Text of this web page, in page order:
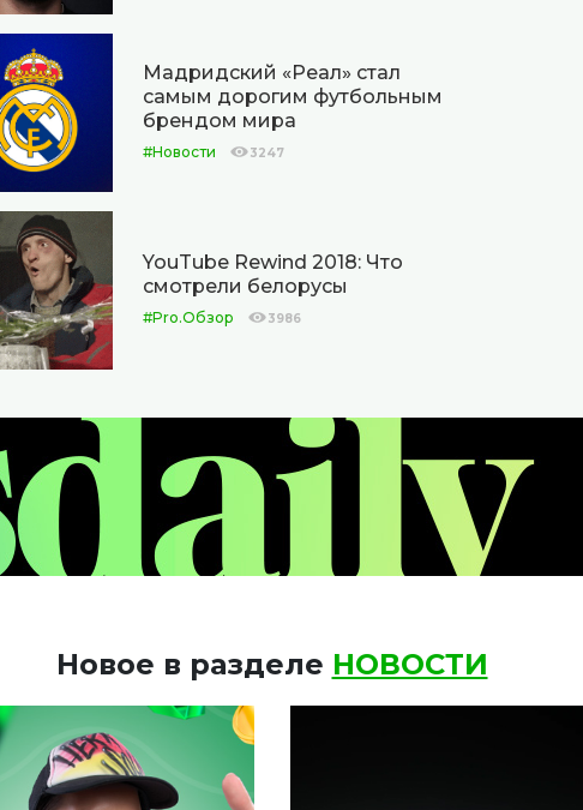
Мадридский «Реал» стал
самым дорогим футбольным
брендом мира
#Новости 3247
YouTube Rewind 2018: Что
смотрели белорусы
#Pro.Обзор 3986
Новое в разделе НОВОСТИ